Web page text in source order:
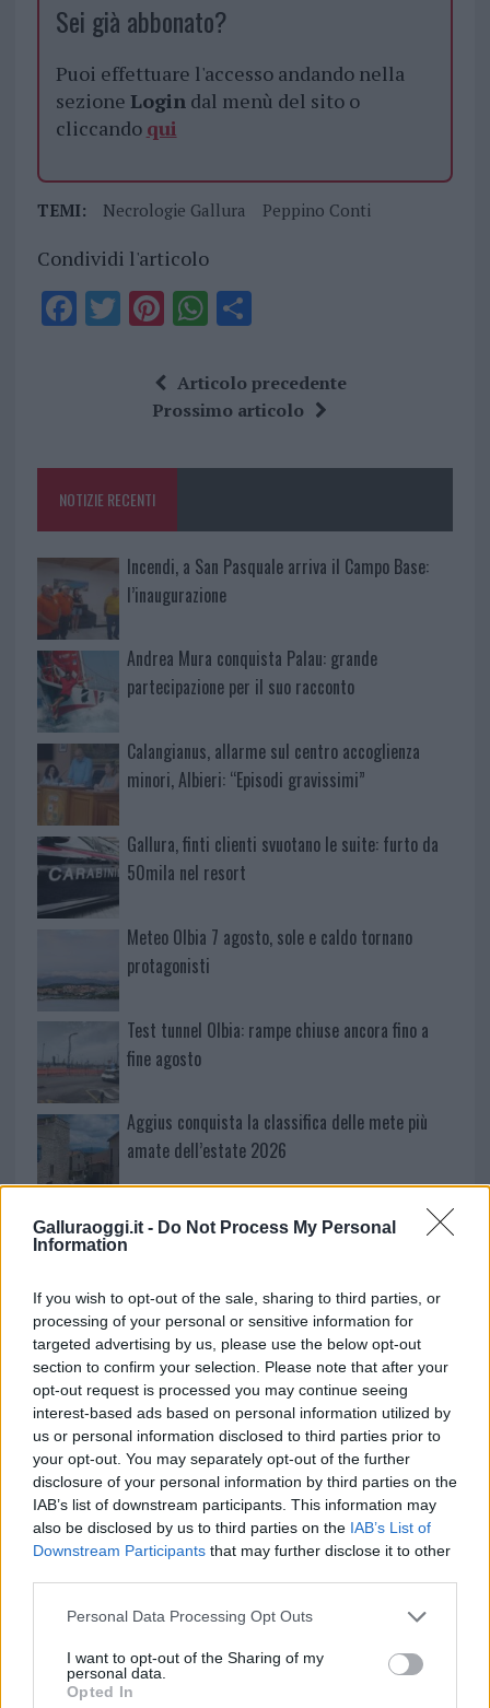
Galluraoggi.it - Do Not Process My Personal
Information
If you wish to opt-out of the sale, sharing to third parties, or
processing of your personal or sensitive information for
targeted advertising by us, please use the below opt-out
section to confirm your selection. Please note that after your
opt-out request is processed you may continue seeing
interest-based ads based on personal information utilized by
us or personal information disclosed to third parties prior to
your opt-out. You may separately opt-out of the further
disclosure of your personal information by third parties on the
IAB’s list of downstream participants. This information may
also be disclosed by us to third parties on the IAB’s List of
Downstream Participants that may further disclose it to other
Please note that this website/app uses one or more Google
not limited to your visit or usage behaviour. You may click to
grant or deny consent to Google and its third-party tags to
use your data for below specified purposes in below Google
Personal Data Processing Opt Outs
I want to opt-out of the Sharing of my
personal data.
Opted In
Sei già abbonato?
Puoi effettuare l'accesso andando nella
sezione Logindal menù del sito o
cliccando qui
TEMI: Necrologie Gallura Peppino Conti
Condividi l'articolo
F
o
k
T Pi
te
re
W
at
s
p
S
a
re
Articolo precedente
Prossimo articolo
NOTIZIE RECENTI
Incendi, a San Pasquale arriva il Campo Base:
l’inaugurazione
Andrea Mura conquista Palau: grande
partecipazione per il suo racconto
Calangianus, allarme sul centro accoglienza
minori, Albieri: “Episodi gravissimi”
Gallura, finti clienti svuotano le suite: furto da
50mila nel resort
Meteo Olbia 7 agosto, sole e caldo tornano
protagonisti
Test tunnel Olbia: rampe chiuse ancora fino a
fine agosto
Aggius conquista la classifica delle mete più
amate dell’estate 2026
NECROLOGIE
Mario Malu
Paolo Pinna
Martina Agostina Diturco